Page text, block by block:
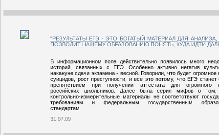
"РЕЗУЛЬТАТЫ ЕГЭ - ЭТО БОГАТЫЙ МАТЕРИАЛ ДЛЯ
ПОЗВОЛИТ НАШЕМУ ОБРАЗОВАНИЮ ПОНЯТЬ, КУДА ИДТИ
В информационном поле действительно появилось много
историй, связанных с ЕГЭ. Особенно активно негатив
накануне сдачи экзамена - весной. Говорили, что будет огромное
суицидов, рост преступности, и все это потому, что ЕГЭ станет
препятствием при получении аттестата для огромного
российских школьников. Далее была серия мифов о том,
контрольно-измерительные материалы не соответствуют
требованиям и федеральным государственным
стандартам
31.07.09